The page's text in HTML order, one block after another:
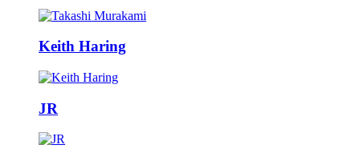
Keith Haring
JR